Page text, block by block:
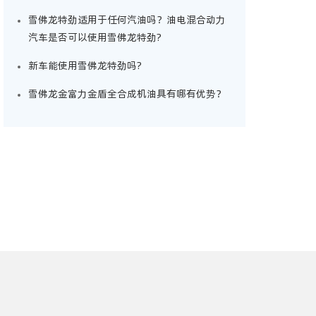
雪佛龙特劲适用于任何汽油吗？油电混合动力
汽车是否可以使用雪佛龙特劲?
新车能使用雪佛龙特劲吗?
雪佛龙金富力金盾全合成机油具有哪有优势？